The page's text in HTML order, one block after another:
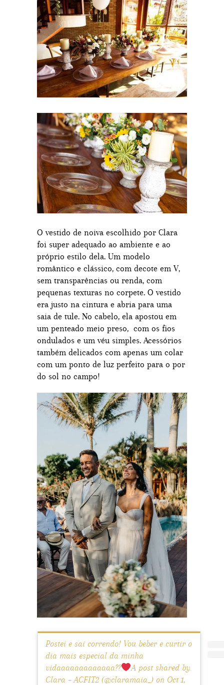
O vestido de noiva escolhido por Clara
foi super adequado ao ambiente e ao
próprio estilo dela. Um modelo
romântico e clássico, com decote em V,
sem transparências ou renda, com
pequenas texturas no corpete. O vestido
era justo na cintura e abria para uma
saia de tule. No cabelo, ela apostou em
um penteado meio preso, com os fios
ondulados e um véu simples. Acessórios
também delicados com apenas um colar
com um ponto de luz perfeito para o por
do sol no campo!
Postei e sai correndo! Vou beber e curtir o
dia mais especial da minha
vidaaaaaaaaaaaaa??
A post shared by
Clara – ACFIT2 (@claramaia_) on Oct 1,